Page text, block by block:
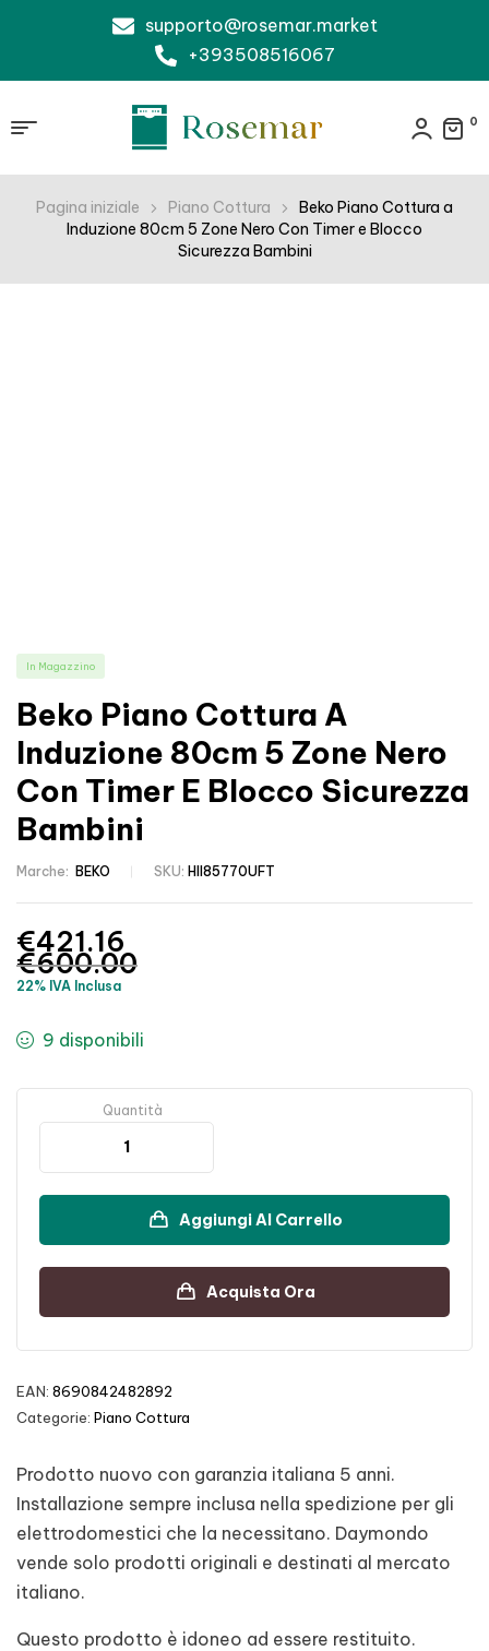
supporto@rosemar.market
+393508516067
0
Pagina iniziale Piano Cottura
Beko Piano Cottura a
Induzione 80cm 5 Zone Nero Con Timer e Blocco
Sicurezza Bambini
In Magazzino
Beko Piano Cottura A
Induzione 80cm 5 Zone Nero
Con Timer E Blocco Sicurezza
Bambini
Marche: BEKO SKU: HII85770UFT
€600.00
€421.16
22% IVA Inclusa
9 disponibili
Quantità
Aggiungi Al Carrello
Acquista Ora
EAN: 8690842482892
Categorie: Piano Cottura
Prodotto nuovo con garanzia italiana 5 anni.
Installazione sempre inclusa nella spedizione per gli
elettrodomestici che la necessitano. Daymondo
vende solo prodotti originali e destinati al mercato
italiano.
Questo prodotto è idoneo ad essere restituito.